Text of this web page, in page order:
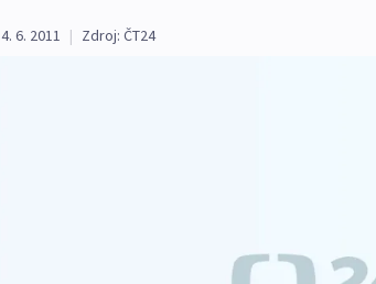
4. 6. 2011 | Zdroj: ČT24